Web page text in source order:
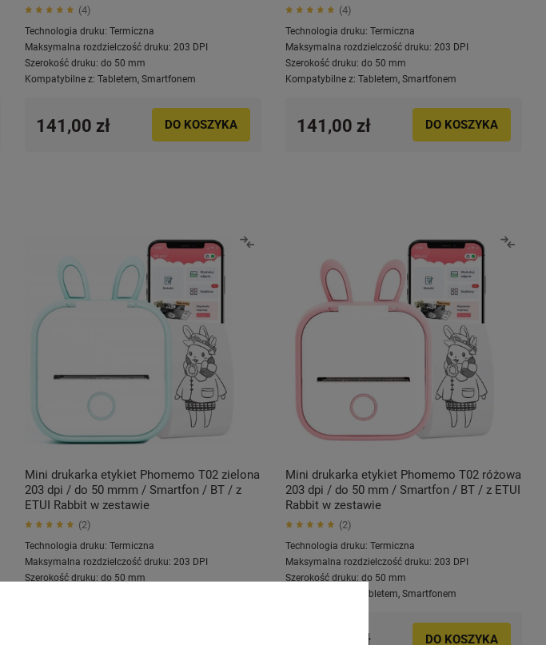
4
Technologia druku: Termiczna
Maksymalna rozdzielczość druku: 203 DPI
Szerokość druku: do 50 mm
Kompatybilne z: Tabletem, Smartfonem
141,00 zł DO KOSZYKA
4
Technologia druku: Termiczna
Maksymalna rozdzielczość druku: 203 DPI
Szerokość druku: do 50 mm
Kompatybilne z: Tabletem, Smartfonem
141,00 zł DO KOSZYKA
Mini drukarka etykiet Phomemo T02 zielona
203 dpi / do 50 mmm / Smartfon / BT / z
ETUI Rabbit w zestawie
2
Technologia druku: Termiczna
Maksymalna rozdzielczość druku: 203 DPI
Szerokość druku: do 50 mm
Mini drukarka etykiet Phomemo T02 różowa
203 dpi / do 50 mm / Smartfon / BT / z ETUI
Rabbit w zestawie
2
Technologia druku: Termiczna
Maksymalna rozdzielczość druku: 203 DPI
Szerokość druku: do 50 mm
Tabletem, Smartfonem
120,00 zł DO KOSZYKA